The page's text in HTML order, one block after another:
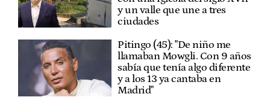
y un valle que une a tres
ciudades
Pitingo (45): "De niño me
llamaban Mowgli. Con 9 años
sabía que tenía algo diferente
y a los 13 ya cantaba en
Madrid"